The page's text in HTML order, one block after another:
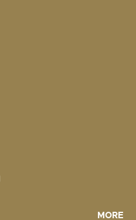
MORE